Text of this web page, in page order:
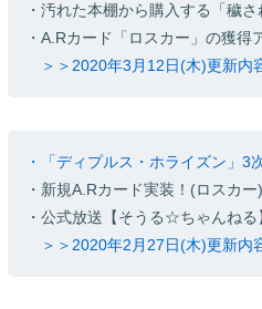
・汚れた本棚から購入する「穢
・A.Rカード「ロスカー」の獲得
＞＞2020年3月12日(木)更新内
・「ディプルス・ホライズン」3
・新規A.Rカード実装！(ロスカー)
・公式放送【そうる☆ちゃんねる
＞＞2020年2月27日(木)更新内